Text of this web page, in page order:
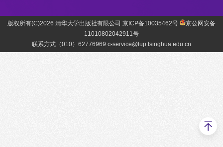
版权所有(C)2026 清华大学出版社有限公司 京ICP备10035462号
京公网安备
11010802042911号
联系方式（010）62776969 c-service@tup.tsinghua.edu.cn